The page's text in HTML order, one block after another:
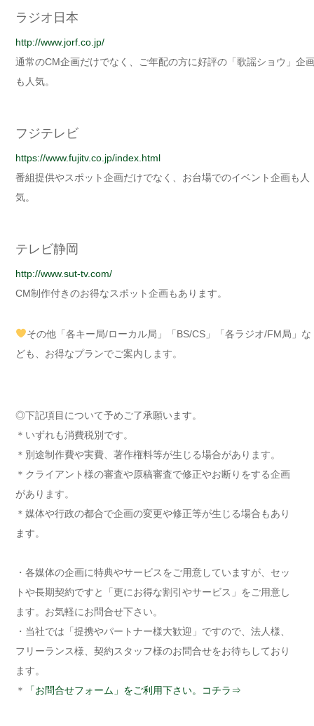
ラジオ日本
http://www.jorf.co.jp/
通常のCM企画だけでなく、ご年配の方に好評の「歌謡ショウ」企
も人気。
フジテレビ
https://www.fujitv.co.jp/index.html
番組提供やスポット企画だけでなく、お台場でのイベント企画も人
気。
テレビ静岡
http://www.sut-tv.com/
CM制作付きのお得なスポット企画もあります。
その他「各キー局/ローカル局」「BS/CS」「各ラジオ/FM局」な
ども、お得なプランでご案内します。
◎下記項目について予めご了承願います。
＊いずれも消費税別です。
＊別途制作費や実費、著作権料等が生じる場合があります。
＊クライアント様の審査や原稿審査で修正やお断りをする企画
があります。
＊媒体や行政の都合で企画の変更や修正等が生じる場合もあり
ます。
・各媒体の企画に特典やサービスをご用意していますが、セッ
トや長期契約ですと「更にお得な割引やサービス」をご用意し
ます。お気軽にお問合せ下さい。
・当社では「提携やパートナー様大歓迎」ですので、法人様、
フリーランス様、契約スタッフ様のお問合せをお待ちしており
ます。
＊
「お問合せフォーム」をご利用下さい。コチラ⇒